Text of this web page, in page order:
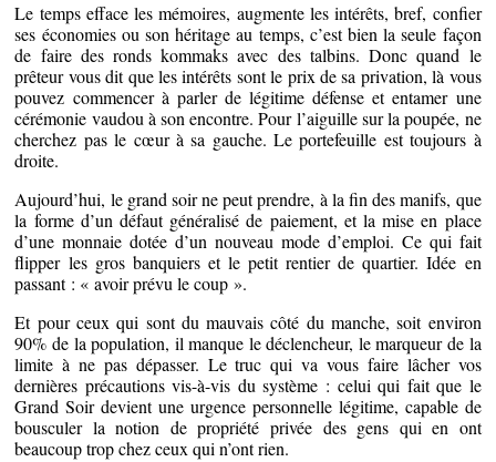
Le temps efface les mémoires, augmente les intérêts, bref, confier
ses économies ou son héritage au temps, c’est bien la seule façon
de faire des ronds kommaks avec des talbins. Donc quand le
prêteur vous dit que les intérêts sont le prix de sa privation, là vous
pouvez commencer à parler de légitime défense et entamer une
cérémonie vaudou à son encontre. Pour l’aiguille sur la poupée, ne
cherchez pas le cœur à sa gauche. Le portefeuille est toujours à
droite.
Aujourd’hui, le grand soir ne peut prendre, à la fin des manifs, que
la forme d’un défaut généralisé de paiement, et la mise en place
d’une monnaie dotée d’un nouveau mode d’emploi. Ce qui fait
flipper les gros banquiers et le petit rentier de quartier. Idée en
passant : « avoir prévu le coup ».
Et pour ceux qui sont du mauvais côté du manche, soit environ
90% de la population, il manque le déclencheur, le marqueur de la
limite à ne pas dépasser. Le truc qui va vous faire lâcher vos
dernières précautions vis-à-vis du système : celui qui fait que le
Grand Soir devient une urgence personnelle légitime, capable de
bousculer la notion de propriété privée des gens qui en ont
beaucoup trop chez ceux qui n’ont rien.